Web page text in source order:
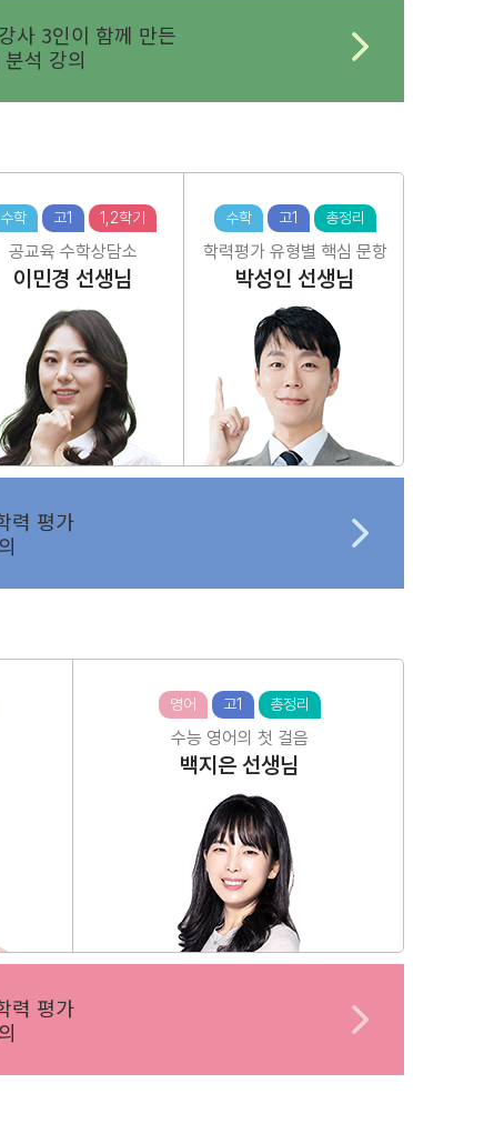
사 3인이 함께 만든
석 강의
수학 고1 1,2학기
공교육 수학상담소
이민경 선생님
수학 고1 총정리
학력평가 유형별 핵심 문항
박성인 선생님
력 평가
영어 고1 총정리
수능 영어의 첫 걸음
백지은 선생님
력 평가